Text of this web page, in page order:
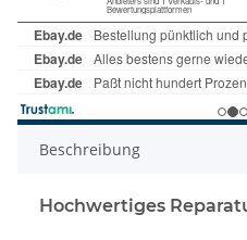
Beschreibung
Hochwertiges